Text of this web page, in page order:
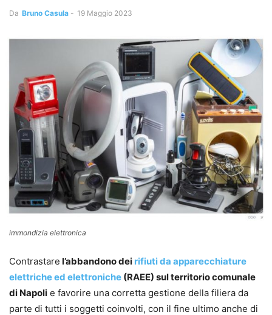
Da Bruno Casula - 19 Maggio 2023
immondizia elettronica
Contrastare l’abbandono dei rifiuti da apparecchiature
elettriche ed elettroniche (RAEE) sul territorio comunale
di Napoli e favorire una corretta gestione della filiera da
parte di tutti i soggetti coinvolti, con il fine ultimo anche di